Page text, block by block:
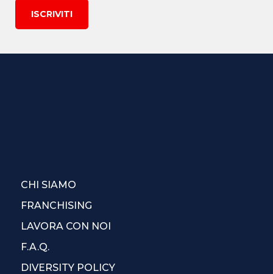
ISCRIVITI
CHI SIAMO
FRANCHISING
LAVORA CON NOI
F.A.Q.
DIVERSITY POLICY